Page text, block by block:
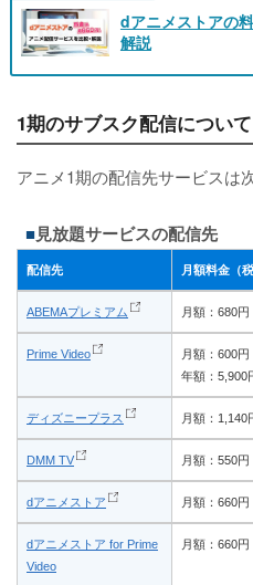
dアニメストアの
解説
1期のサブスク配信について
アニメ1期の配信先サービスは
見放題サービスの配信先
配信先 月額料金（税
ABEMAプレミアム 月額：680円
Prime Video
月額：600円
年額：5,900
ディズニープラス 月額：1,140
DMM TV 月額：550円
dアニメストア 月額：660円
dアニメストア for Prime
Video
月額：660円